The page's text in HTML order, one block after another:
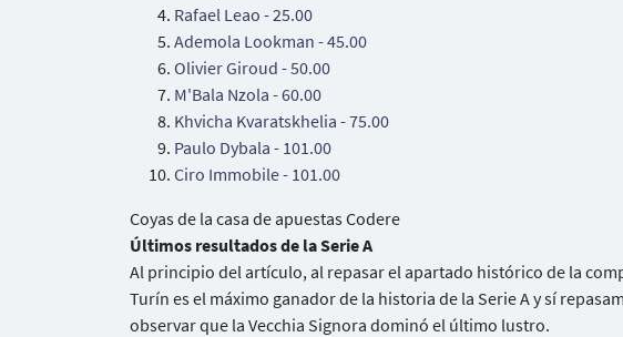
Rafael Leao - 25.00
Ademola Lookman - 45.00
Olivier Giroud - 50.00
M'Bala Nzola - 60.00
Khvicha Kvaratskhelia - 75.00
Paulo Dybala - 101.00
Ciro Immobile - 101.00
Coyas de la casa de apuestas Codere
Últimos resultados de la Serie A
Al principio del artículo, al repasar el apartado histórico de la
Turín es el máximo ganador de la historia de la Serie A y sí
observar que la Vecchia Signora dominó el último lustro.